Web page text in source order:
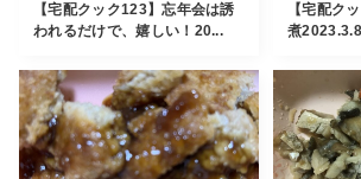
【宅配クック123】忘年会は誘
われるだけで、嬉しい！20...
【宅配ク
煮